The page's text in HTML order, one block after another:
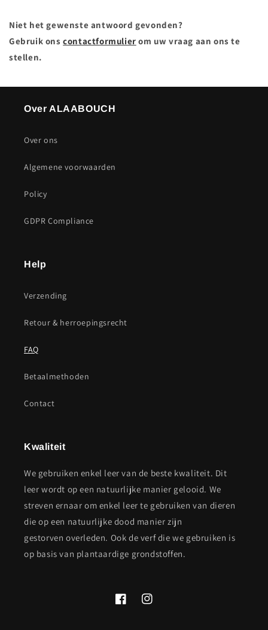
Niet het gewenste antwoord gevonden?
Gebruik onscontactformulier om uw vraag aan ons te
stellen.
Over ALAABOUCH
Over ons
Algemene voorwaarden
Policy
GDPR Compliance
Help
Verzending
Retour & herroepingsrecht
FAQ
Betaalmethoden
Contact
Kwaliteit
We gebruiken enkel leer van de beste kwaliteit. Dit
leer wordt op een natuurlijke manier gelooid. We
streven ernaar om enkel leer te gebruiken van dieren
die op een natuurlijke dood manier zijn
gestorven overleden. Ook de verf die we gebruiken is
op basis van plantaardige grondstoffen.
FacebookInstagram